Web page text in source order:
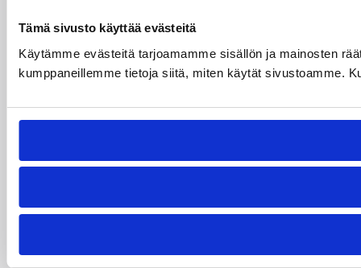
Tämä sivusto käyttää evästeitä
Käytämme evästeitä tarjoamamme sisällön ja mainosten
kumppaneillemme tietoja siitä, miten käytät sivustoamme.